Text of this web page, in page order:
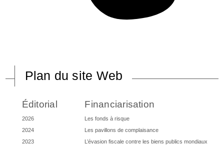
Plan du site Web
Éditorial
2026
2024
2023
Financiarisation
Les fonds à risque
Les pavillons de complaisance
L’évasion fiscale contre les biens publics mondiaux